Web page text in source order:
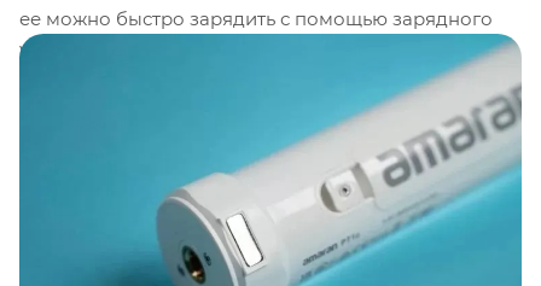
ее можно быстро зарядить с помощью зарядного
устройства PD мощностью 32 Вт. Благодаря такой
достигает
полной емкости за примерно 3 часа. Встроенные
батареи положительно влияют на ваш рабочий
процесс на площадке съемки, позволяя вам легко и
удобно размещать и скрывать светодиодные
пиксельные трубки в любом месте.